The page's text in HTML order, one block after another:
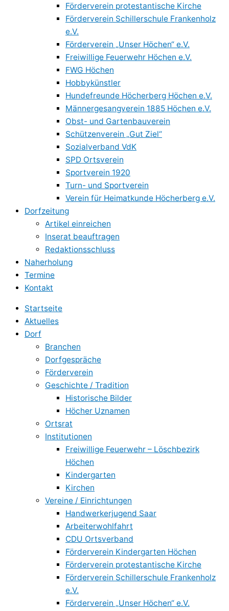
Förderverein protestantische Kirche
Förderverein Schillerschule Frankenholz
e.V.
Förderverein „Unser Höchen“ e.V.
Freiwillige Feuerwehr Höchen e.V.
FWG Höchen
Hobbykünstler
Hundefreunde Höcherberg Höchen e.V.
Männergesangverein 1885 Höchen e.V.
Obst- und Gartenbauverein
Schützenverein „Gut Ziel“
Sozialverband VdK
SPD Ortsverein
Sportverein 1920
Turn- und Sportverein
Verein für Heimatkunde Höcherberg e.V.
Dorfzeitung
Artikel einreichen
Inserat beauftragen
Redaktionsschluss
Naherholung
Termine
Kontakt
Startseite
Aktuelles
Dorf
Branchen
Dorfgespräche
Förderverein
Geschichte / Tradition
Historische Bilder
Höcher Uznamen
Ortsrat
Institutionen
Freiwillige Feuerwehr – Löschbezirk
Höchen
Kindergarten
Kirchen
Vereine / Einrichtungen
Handwerkerjugend Saar
Arbeiterwohlfahrt
CDU Ortsverband
Förderverein Kindergarten Höchen
Förderverein protestantische Kirche
Förderverein Schillerschule Frankenholz
e.V.
Förderverein „Unser Höchen“ e.V.